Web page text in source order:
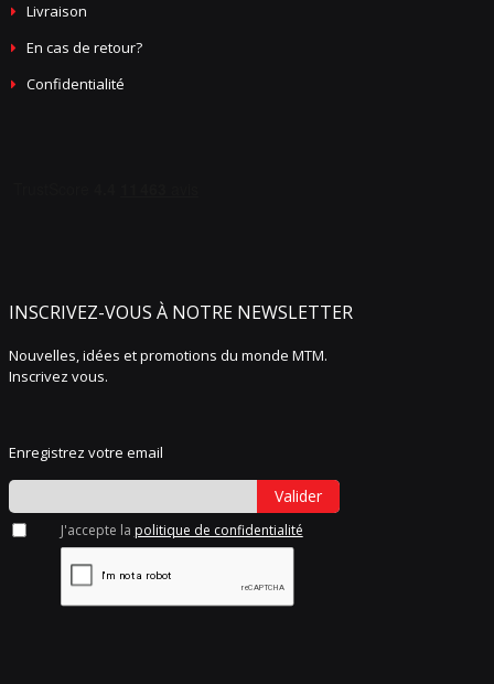
Livraison
En cas de retour?
Confidentialité
INSCRIVEZ-VOUS À NOTRE NEWSLETTER
Nouvelles, idées et promotions du monde MTM.
Inscrivez vous.
Enregistrez votre email
Valider
J'accepte la politique de confidentialité